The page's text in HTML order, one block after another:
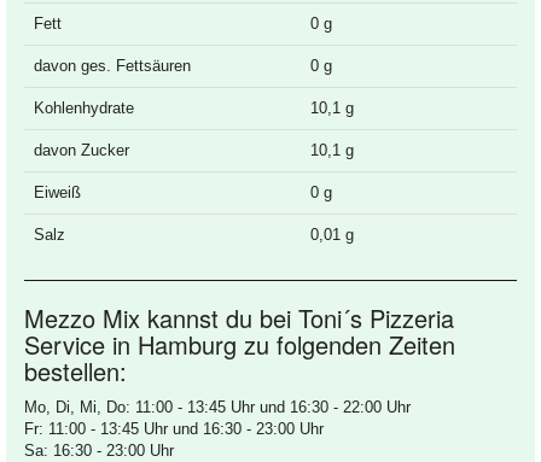
Fett 0 g
davon ges. Fettsäuren 0 g
Kohlenhydrate 10,1 g
davon Zucker 10,1 g
Eiweiß 0 g
Salz 0,01 g
Mezzo Mix kannst du bei Toni´s Pizzeria
Service in Hamburg zu folgenden Zeiten
bestellen:
Mo, Di, Mi, Do: 11:00 - 13:45 Uhr und 16:30 - 22:00 Uhr
Fr: 11:00 - 13:45 Uhr und 16:30 - 23:00 Uhr
Sa: 16:30 - 23:00 Uhr